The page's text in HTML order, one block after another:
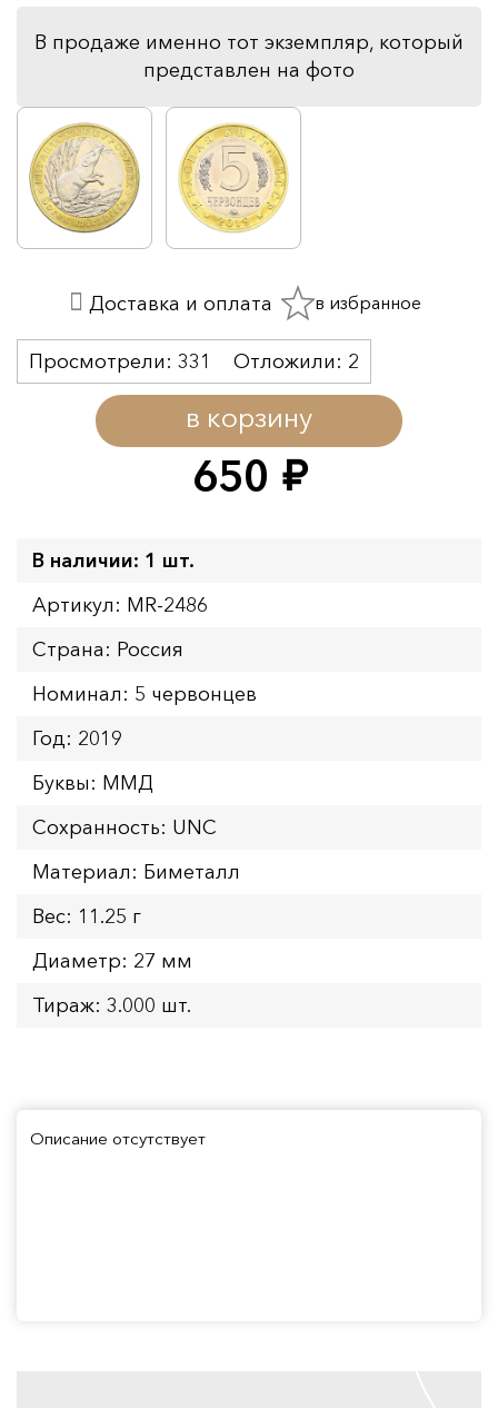
В продаже именно тот экземпляр, который
представлен на фото
650 руб.
в корзину
Просмотрели: 331 Отложили: 2
Доставка и оплата в избранное
В наличии: 1 шт.
Артикул: MR-2486
Страна: Россия
Номинал: 5 червонцев
Год: 2019
Буквы: ММД
Сохранность: UNC
Материал: Биметалл
Вес: 11.25 г
Диаметр: 27 мм
Тираж: 3.000 шт.
Описание отсутствует